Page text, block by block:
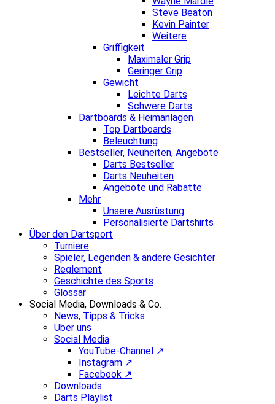
Steve Beaton
Kevin Painter
Weitere
Griffigkeit
Maximaler Grip
Geringer Grip
Gewicht
Leichte Darts
Schwere Darts
Dartboards & Heimanlagen
Top Dartboards
Beleuchtung
Bestseller, Neuheiten, Angebote
Darts Bestseller
Darts Neuheiten
Angebote und Rabatte
Mehr
Unsere Ausrüstung
Personalisierte Dartshirts
Über den Dartsport
Turniere
Spieler, Legenden & andere Gesichter
Reglement
Geschichte des Sports
Glossar
Social Media, Downloads & Co.
News, Tipps & Tricks
Über uns
Social Media
YouTube-Channel ↗
Instagram ↗
Facebook ↗
Downloads
Darts Playlist